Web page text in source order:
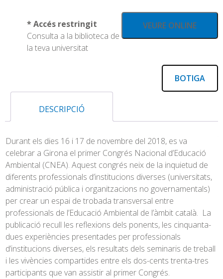
VEURE ONLINE
* Accés restringit
Consulta a la biblioteca de
la teva universitat
BOTIGA
DESCRIPCIÓ
Durant els dies 16 i 17 de novembre del 2018, es va
celebrar a Girona el primer Congrés Nacional d’Educació
Ambiental (CNEA). Aquest congrés neix de la inquietud de
diferents professionals d’institucions diverses (universitats,
administració pública i organitzacions no governamentals)
per crear un espai de trobada transversal entre
professionals de l’Educació Ambiental de l’àmbit català. La
publicació recull les reflexions dels ponents, les cinquanta-
dues experiències presentades per professionals
d’institucions diverses, els resultats dels seminaris de treball
i les vivències compartides entre els dos-cents trenta-tres
participants que van assistir al primer Congrés.